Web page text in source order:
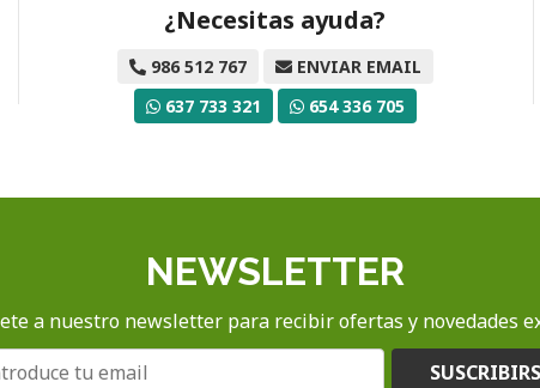
¿Necesitas ayuda?
986 512 767
ENVIAR EMAIL
637 733 321
654 336 705
NEWSLETTER
a nuestro newsletter para recibir ofertas y novedades